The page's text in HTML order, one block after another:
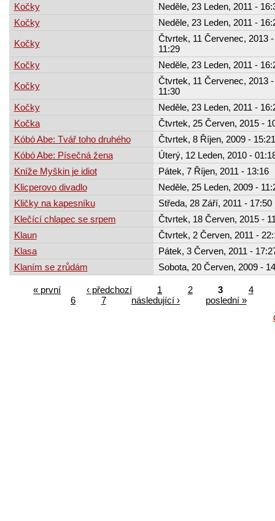
Kočky
Neděle, 23 Leden, 2011 -
Kočky
Neděle, 23 Leden, 2011 -
Kočky
Čtvrtek, 11 Červenec, 2013 -
11:29
Kočky
Neděle, 23 Leden, 2011 -
Kočky
Čtvrtek, 11 Červenec, 2013 -
11:30
Kočky
Neděle, 23 Leden, 2011 -
Kočka
Čtvrtek, 25 Červen, 2015 -
Kóbó Abe: Tvář toho druhého
Čtvrtek, 8 Říjen, 2009 - 15:21
Kóbó Abe: Písečná žena
Úterý, 12 Leden, 2010 -
Kníže Myškin je idiot
Pátek, 7 Říjen, 2011 - 13:16
Klicperovo divadlo
Neděle, 25 Leden, 2009 -
Kličky na kapesníku
Středa, 28 Září, 2011 - 17:50
Klečící chlapec se srpem
Čtvrtek, 18 Červen, 2015 -
Klaun
Čtvrtek, 2 Červen, 2011 -
Klasa
Pátek, 3 Červen, 2011 -
Klaním se zrůdám
Sobota, 20 Červen, 2009 -
« první ‹ předchozí 1 2 3
4
6
7 následující ›
poslední »